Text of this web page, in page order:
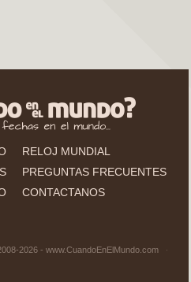
RELOJ MUNDIAL
PREGUNTAS FRECUENTES
CONTACTANOS
2026 - www.CuandoEnElMundo.com